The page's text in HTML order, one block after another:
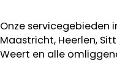
Onze servicegebieden
Maastricht, Heerlen,
Weert en alle